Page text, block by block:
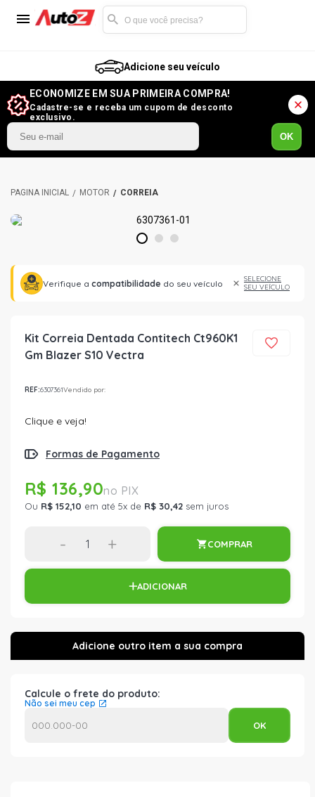
Adicione seu veículo
ECONOMIZE EM SUA PRIMEIRA COMPRA!
Cadastre-se e receba um cupom de desconto
exclusivo.
OK
MOTOR CORREIA
1 2 3
Verifique a compatibilidade do seu veículo
SELECIONE
SEU VEÍCULO
Kit Correia Dentada Contitech Ct960K1
Gm Blazer S10 Vectra
REF:6307361Vendido por:
Clique e veja!
Formas de Pagamento
R$ 136,90
Ou R$ 152,10 em até 5x de R$ 30,42 sem juros
- + COMPRAR
ADICIONAR
Calcule o frete do produto:
Não sei meu cep